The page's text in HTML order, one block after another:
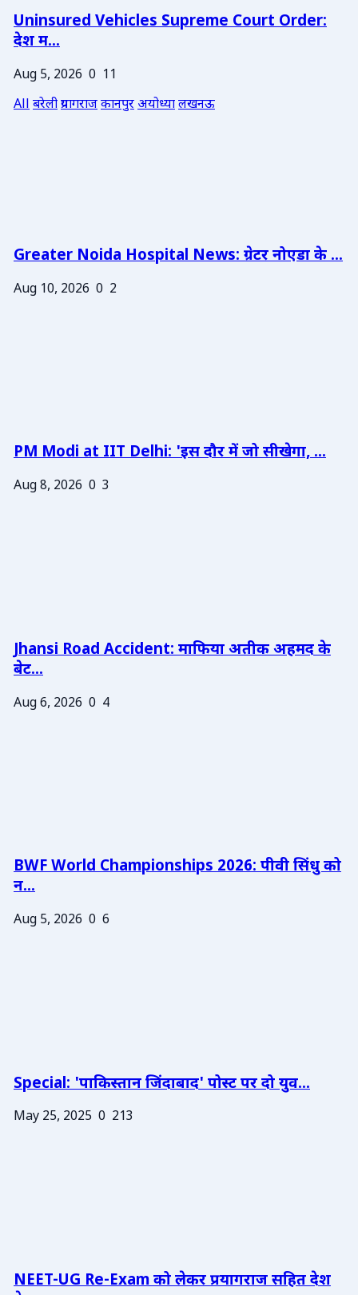
Uninsured Vehicles Supreme Court Order:
देश म...
Aug 5, 2026 0 11
Allबरेलीप्रयागराजकानपुरअयोध्यालखनऊ
Greater Noida Hospital News: ग्रेटर नोएडा के ...
Aug 10, 2026 0 2
PM Modi at IIT Delhi: 'इस दौर में जो सीखेगा, ...
Aug 8, 2026 0 3
Jhansi Road Accident: माफिया अतीक अहमद के
बेट...
Aug 6, 2026 0 4
BWF World Championships 2026: पीवी सिंधु को
न...
Aug 5, 2026 0 6
Special: 'पाकिस्तान जिंदाबाद' पोस्ट पर दो युव...
May 25, 2025 0 213
NEET-UG Re-Exam को लेकर प्रयागराज सहित देश